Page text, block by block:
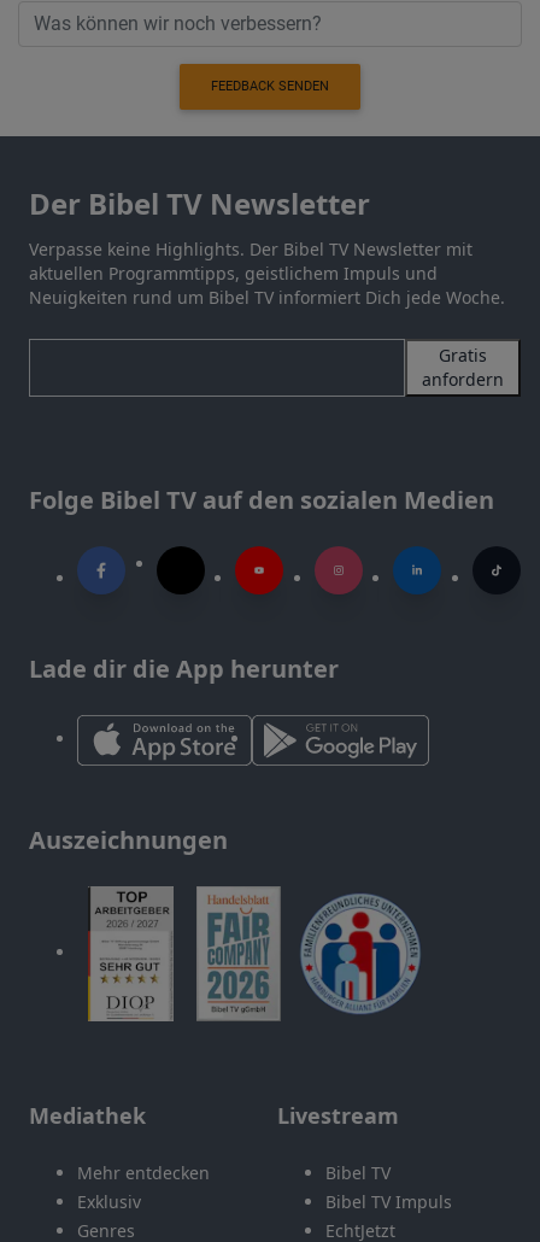
FEEDBACK SENDEN
Der Bibel TV Newsletter
Verpasse keine Highlights. Der Bibel TV Newsletter mit
aktuellen Programmtipps, geistlichem Impuls und
Neuigkeiten rund um Bibel TV informiert Dich jede Woche.
Gratis
anfordern
Folge Bibel TV auf den sozialen Medien
Lade dir die App herunter
Auszeichnungen
Mediathek
Mehr entdecken
Exklusiv
Genres
Livestream
Bibel TV
Bibel TV Impuls
EchtJetzt